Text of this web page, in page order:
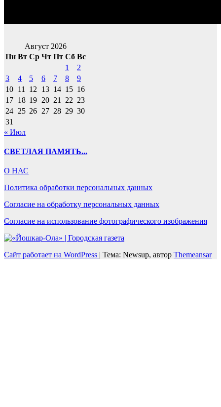
Август 2026
Пн Вт Ср Чт Пт Сб Вс
1
2
3
4 5 6 7 8
9
10 11 12 13 14 15 16
17 18 19 20 21 22 23
24 25 26 27 28 29 30
31
« Июл
СВЕТЛАЯ ПАМЯТЬ...
О НАС
Политика обработки персональных данных
Согласие на обработку персональных данных
Согласие на использование фотографического изображения
Сайт работает на WordPress | Тема: Newsup, автор Themeansar